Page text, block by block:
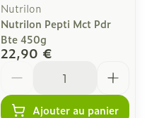
Nutrilon
Nutrilon Pepti Mct Pdr
Bte 450g
22,90 €
Ajouter au panier